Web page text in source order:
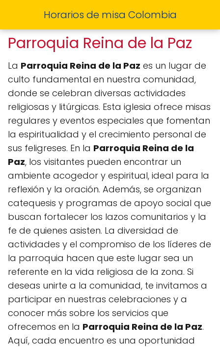
Horarios de misa Colombia
Parroquia Reina de la Paz
La Parroquia Reina de la Paz es un lugar de
culto fundamental en nuestra comunidad,
donde se celebran diversas actividades
religiosas y litúrgicas. Esta iglesia ofrece misas
regulares y eventos especiales que fomentan
la espiritualidad y el crecimiento personal de
sus feligreses. En la Parroquia Reina de la
Paz, los visitantes pueden encontrar un
ambiente acogedor y espiritual, ideal para la
reflexión y la oración. Además, se organizan
catequesis y programas de apoyo social que
buscan fortalecer los lazos comunitarios y la
fe de quienes asisten. La diversidad de
actividades y el compromiso de los líderes de
la parroquia hacen que este lugar sea un
referente en la vida religiosa de la zona. Si
deseas unirte a la comunidad, te invitamos a
participar en nuestras celebraciones y a
conocer más sobre los servicios que
ofrecemos en la Parroquia Reina de la Paz.
Aquí, cada encuentro es una oportunidad